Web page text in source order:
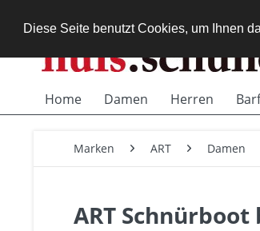
Diese Seite benutzt Cookies, um Ihnen
Home Damen Herren
Marken ART Damen
ART